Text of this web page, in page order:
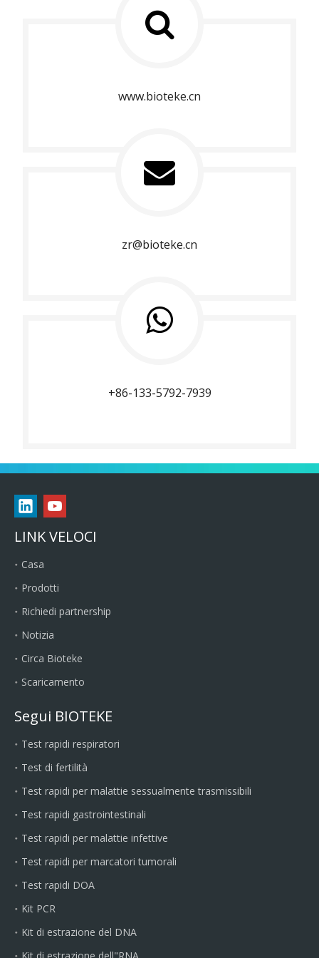
www.bioteke.cn
zr@bioteke.cn
+86-133-5792-7939
LINK VELOCI
Casa
Prodotti
Richiedi partnership
Notizia
Circa Bioteke
Scaricamento
Segui BIOTEKE
Test rapidi respiratori
Test di fertilità
Test rapidi per malattie sessualmente trasmissibili
Test rapidi gastrointestinali
Test rapidi per malattie infettive
Test rapidi per marcatori tumorali
Test rapidi DOA
Kit PCR
Kit di estrazione del DNA